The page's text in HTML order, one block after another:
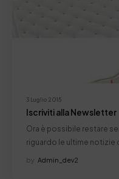
3 Luglio 2015
Iscriviti alla Newsletter
Ora è possibile restare
riguardo le ultime notizie
by Admin_dev2